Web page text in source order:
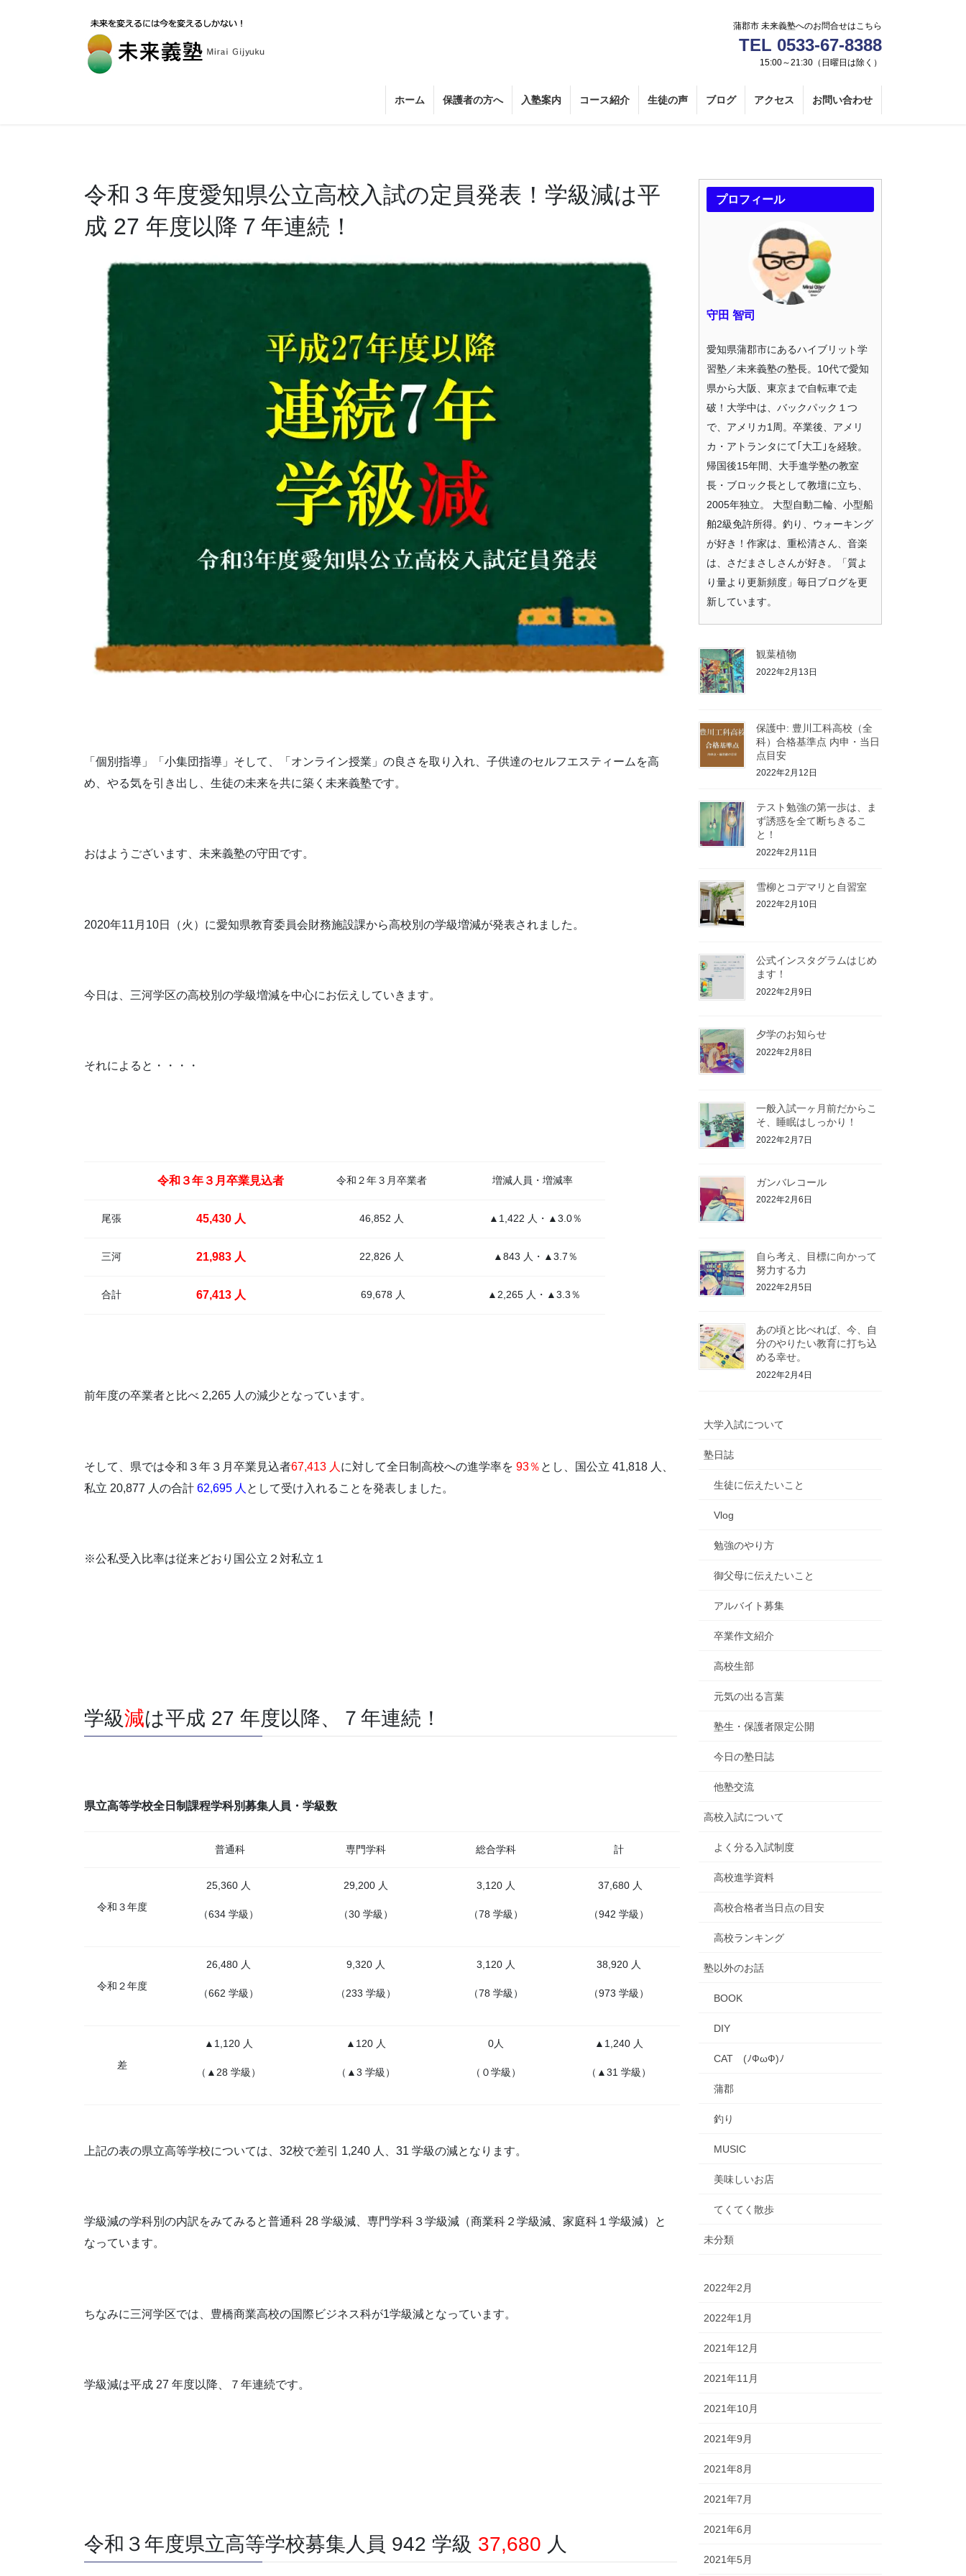
蒲郡市 未来義塾へのお問合せはこちら
TEL 0533-67-8388
15:00～21:30（日曜日は除く）
ホーム 保護者の方へ 入塾案内 コース紹介 生徒の声 ブログ アクセス お問い合わせ
令和３年度愛知県公立高校入試の定員発表！学級減は平
成 27 年度以降７年連続！
「個別指導」「小集団指導」そして、「オンライン授業」の良さを取り入れ、子供達のセルフエスティームを高
め、やる気を引き出し、生徒の未来を共に築く未来義塾です。
おはようございます、未来義塾の守田です。
2020年11月10日（火）に愛知県教育委員会財務施設課から高校別の学級増減が発表されました。
今日は、三河学区の高校別の学級増減を中心にお伝えしていきます。
それによると・・・・
令和３年３月卒業見込者 令和２年３月卒業者 増減人員・増減率
尾張 45,430 人 46,852 人 ▲1,422 人・▲3.0％
三河 21,983 人 22,826 人 ▲843 人・▲3.7％
合計 67,413 人 69,678 人 ▲2,265 人・▲3.3％
前年度の卒業者と比べ 2,265 人の減少となっています。
そして、県では令和３年３月卒業見込者67,413 人 に対して全日制高校への進学率を 93％ とし、国公立 41,818 人、
私立 20,877 人の合計 62,695 人 として受け入れることを発表しました。
※公私受入比率は従来どおり国公立２対私立１
学級減は平成 27 年度以降、７年連続！
県立高等学校全日制課程学科別募集人員・学級数
普通科 専門学科 総合学科 計
令和３年度
25,360 人
（634 学級）
29,200 人
（30 学級）
3,120 人
（78 学級）
37,680 人
（942 学級）
令和２年度
26,480 人
（662 学級）
9,320 人
（233 学級）
3,120 人
（78 学級）
38,920 人
（973 学級）
差
▲1,120 人
（▲28 学級）
▲120 人
（▲3 学級）
0人
（０学級）
▲1,240 人
（▲31 学級）
上記の表の県立高等学校については、32校で差引 1,240 人、31 学級の減となります。
学級減の学科別の内訳をみてみると普通科 28 学級減、専門学科３学級減（商業科２学級減、家庭科１学級減）と
なっています。
ちなみに三河学区では、豊橋商業高校の国際ビジネス科が1学級減となっています。
学級減は平成 27 年度以降、７年連続です。
令和３年度県立高等学校募集人員 942 学級 37,680 人
プロフィール
守田 智司
愛知県蒲郡市にあるハイブリット学
習塾／未来義塾の塾長。10代で愛知
県から大阪、東京まで自転車で走
破！大学中は、バックパック１つ
で、アメリカ1周。卒業後、アメリ
カ・アトランタにて｢大工｣を経験。
帰国後15年間、大手進学塾の教室
長・ブロック長として教壇に立ち、
2005年独立。 大型自動二輪、小型船
舶2級免許所得。釣り、ウォーキング
が好き！作家は、重松清さん、音楽
は、さだまさしさんが好き。「質よ
り量より更新頻度」毎日ブログを更
新しています。
観葉植物
2022年2月13日
保護中: 豊川工科高校（全
科）合格基準点 内申・当日
点目安
2022年2月12日
テスト勉強の第一歩は、ま
ず誘惑を全て断ちきるこ
と！
2022年2月11日
雪柳とコデマリと自習室
2022年2月10日
公式インスタグラムはじめ
ます！
2022年2月9日
夕学のお知らせ
2022年2月8日
一般入試一ヶ月前だからこ
そ、睡眠はしっかり！
2022年2月7日
ガンバレコール
2022年2月6日
自ら考え、目標に向かって
努力する力
2022年2月5日
あの頃と比べれば、今、自
分のやりたい教育に打ち込
める幸せ。
2022年2月4日
大学入試について
塾日誌
生徒に伝えたいこと
Vlog
勉強のやり方
御父母に伝えたいこと
アルバイト募集
卒業作文紹介
高校生部
元気の出る言葉
塾生・保護者限定公開
今日の塾日誌
他塾交流
高校入試について
よく分る入試制度
高校進学資料
高校合格者当日点の目安
高校ランキング
塾以外のお話
BOOK
DIY
CAT (ﾉФωФ)ﾉ
蒲郡
釣り
MUSIC
美味しいお店
てくてく散歩
未分類
2022年2月
2022年1月
2021年12月
2021年11月
2021年10月
2021年9月
2021年8月
2021年7月
2021年6月
2021年5月